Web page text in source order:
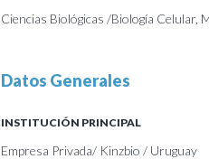
Ciencias Biológicas /Biología Celular,
Datos Generales
INSTITUCIÓN PRINCIPAL
Empresa Privada/ Kinzbio / Uruguay